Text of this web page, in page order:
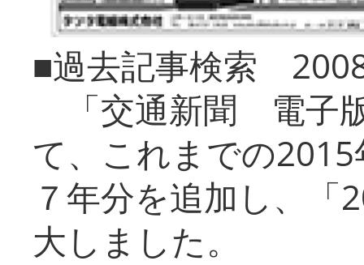
■過去記事検索
「交通新聞 電子
て、これまでの
７年分を追加し、「
大しまし